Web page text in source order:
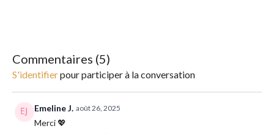
Commentaires (5)
S'identifierpour participer à la conversation
Emeline J. août 26, 2025
Merci 💖